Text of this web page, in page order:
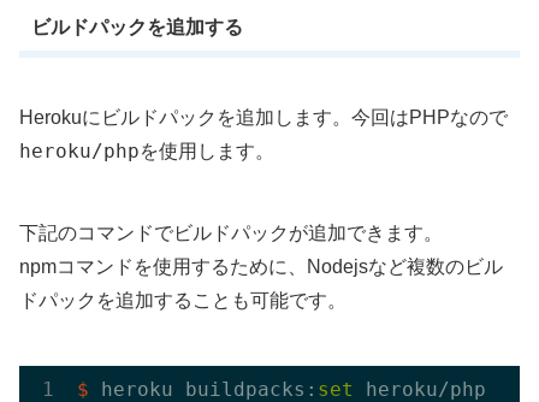
ビルドパックを追加する
Herokuにビルドパックを追加します。今回はPHPなので
heroku/phpを使用します。
下記のコマンドでビルドパックが追加できます。
npmコマンドを使用するために、Nodejsなど複数のビル
ドパックを追加することも可能です。
$ heroku buildpacks: set